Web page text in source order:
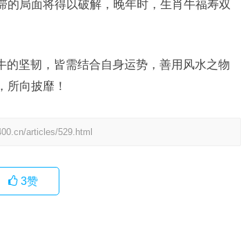
局面将得以破解，晚年时，生肖牛福寿双
坚韧，皆需结合自身运势，善用风水之物
所向披靡！
articles/529.html
3赞